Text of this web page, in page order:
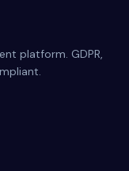
platform. GDPR,